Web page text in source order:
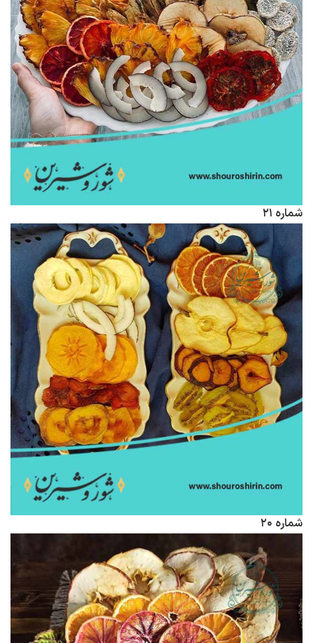
شماره ۲۱
شماره ۲۰